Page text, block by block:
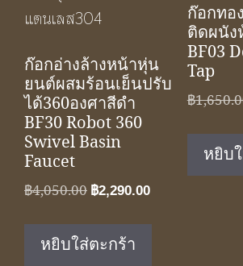
ก๊อกอ่างล้างหน้าหุ่น
ยนต์ผสมร้อนเย็นปรับ
ได้360องศาสีดำ
BF30 Robot 360
Swivel Basin
Faucet
฿4,050.00 Original
฿4,050.00.
฿2,290.00Current
หยิบใส่ตะกร้า
ก๊อกทอ
ติดผนัง
BF03
Tap
฿
หยิบ